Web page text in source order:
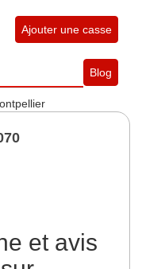
Ajouter une casse
Blog
et avis